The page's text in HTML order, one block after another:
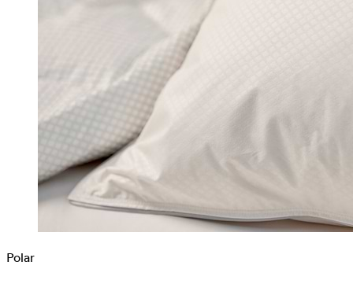
Polar